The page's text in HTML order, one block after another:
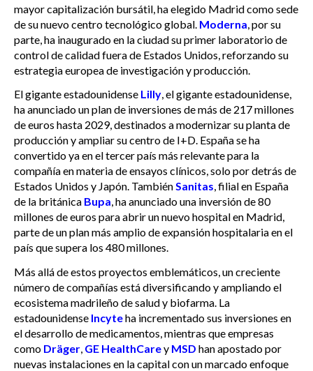
mayor capitalización bursátil, ha elegido Madrid como sede
de su nuevo centro tecnológico global. Moderna, por su
parte, ha inaugurado en la ciudad su primer laboratorio de
control de calidad fuera de Estados Unidos, reforzando su
estrategia europea de investigación y producción.
El gigante estadounidense Lilly, el gigante estadounidense,
ha anunciado un plan de inversiones de más de 217 millones
de euros hasta 2029, destinados a modernizar su planta de
producción y ampliar su centro de I+D. España se ha
convertido ya en el tercer país más relevante para la
compañía en materia de ensayos clínicos, solo por detrás de
Estados Unidos y Japón. TambiénSanitas, filial en España
de la británica Bupa, ha anunciado una inversión de 80
millones de euros para abrir un nuevo hospital en Madrid,
parte de un plan más amplio de expansión hospitalaria en el
país que supera los 480 millones.
Más allá de estos proyectos emblemáticos, un creciente
número de compañías está diversificando y ampliando el
ecosistema madrileño de salud y biofarma. La
estadounidense Incyteha incrementado sus inversiones en
el desarrollo de medicamentos, mientras que empresas
como Dräger GE HealthCarey MSD han apostado por
nuevas instalaciones en la capital con un marcado enfoque